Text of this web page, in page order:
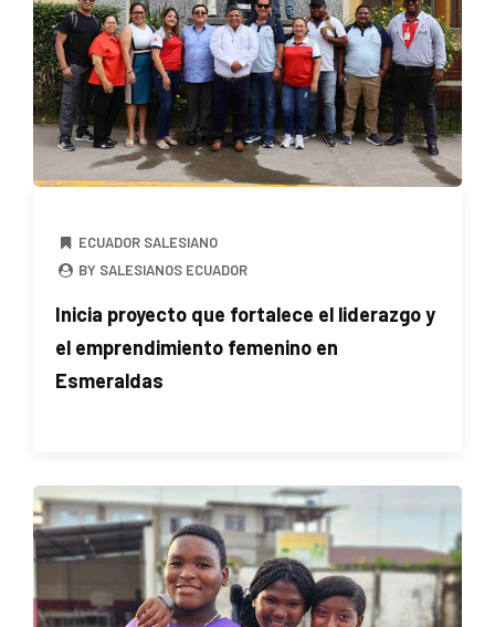
ECUADOR SALESIANO
BY SALESIANOS ECUADOR
Inicia proyecto que fortalece el liderazgo y
el emprendimiento femenino en
Esmeraldas